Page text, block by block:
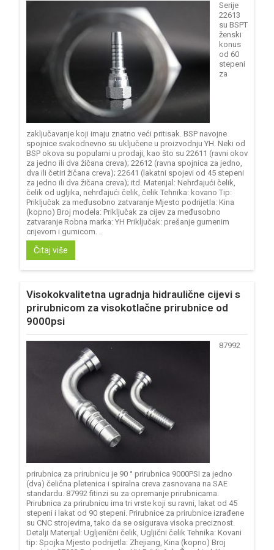
Serije
22613
su BSPT
ženski
konus
od 60
stepeni
za
zaključavanje koji imaju znatno veći pritisak. BSP navojne
spojnice svakodnevno su uključene u proizvodnju YH. Neki od
BSP okova su popularni u prodaji, kao što su 22611 (ravni okov
za jedno ili dva žičana creva); 22612 (ravna spojnica za jedno,
dva ili četiri žičana creva); 22641 (lakatni spojevi od 45 stepeni
za jedno ili dva žičana creva); itd. Materijal: Nehrđajući čelik,
čelik od ugljika, nehrđajući čelik, čelik Tehnika: kovano Tip:
Priključak za međusobno zatvaranje Mjesto podrijetla: Kina
(kopno) Broj modela: Priključak za cijev za međusobno
zatvaranje Robna marka: YH Priključak: prešanje gumenim
crijevom i gumicom. ..
Čitaj više
Visokokvalitetna ugradnja hidraulične cijevi s
prirubnicom za visokotlačne prirubnice od
9000psi
87992
prirubnica za prirubnicu je 90 ° prirubnica 9000PSI za jedno
(dva) čelična pletenica i spiralna creva zasnovana na SAE
standardu. 87992 fitinzi su za opremanje prirubnicama.
Prirubnica za prirubnicu ima tri vrste koji su ravni, lakat od 45
stepeni i lakat od 90 stepeni. Prirubnice za prirubnice izrađene
su CNC strojevima, tako da se osigurava visoka preciznost.
Detalji Materijal: Ugljenični čelik, Ugljični čelik Tehnika: Kovani
tip: Spojka Mjesto podrijetla: Zhejiang, Kina (kopno) Broj